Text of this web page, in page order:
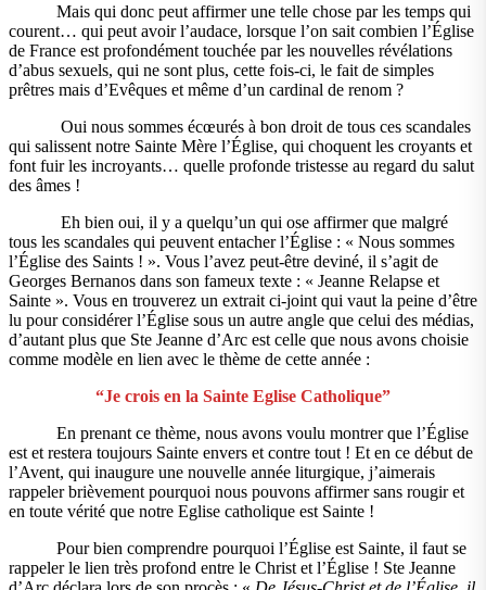
Mais qui donc peut affirmer une telle chose par les temps qui
courent… qui peut avoir l’audace, lorsque l’on sait combien l’Église
de France est profondément touchée par les nouvelles révélations
d’abus sexuels, qui ne sont plus, cette fois-ci, le fait de simples
prêtres mais d’Evêques et même d’un cardinal de renom ?
Oui nous sommes écœurés à bon droit de tous ces scandales
qui salissent notre Sainte Mère l’Église, qui choquent les croyants et
font fuir les incroyants… quelle profonde tristesse au regard du salut
des âmes !
Eh bien oui, il y a quelqu’un qui ose affirmer que malgré
tous les scandales qui peuvent entacher l’Église : « Nous sommes
l’Église des Saints ! ». Vous l’avez peut-être deviné, il s’agit de
Georges Bernanos dans son fameux texte : « Jeanne Relapse et
Sainte ». Vous en trouverez un extrait ci-joint qui vaut la peine d’être
lu pour considérer l’Église sous un autre angle que celui des médias,
d’autant plus que Ste Jeanne d’Arc est celle que nous avons choisie
comme modèle en lien avec le thème de cette année :
“Je crois en la Sainte Eglise Catholique”
En prenant ce thème, nous avons voulu montrer que l’Église
est et restera toujours Sainte envers et contre tout ! Et en ce début de
l’Avent, qui inaugure une nouvelle année liturgique, j’aimerais
rappeler brièvement pourquoi nous pouvons affirmer sans rougir et
en toute vérité que notre Eglise catholique est Sainte !
Pour bien comprendre pourquoi l’Église est Sainte, il faut se
rappeler le lien très profond entre le Christ et l’Église ! Ste Jeanne